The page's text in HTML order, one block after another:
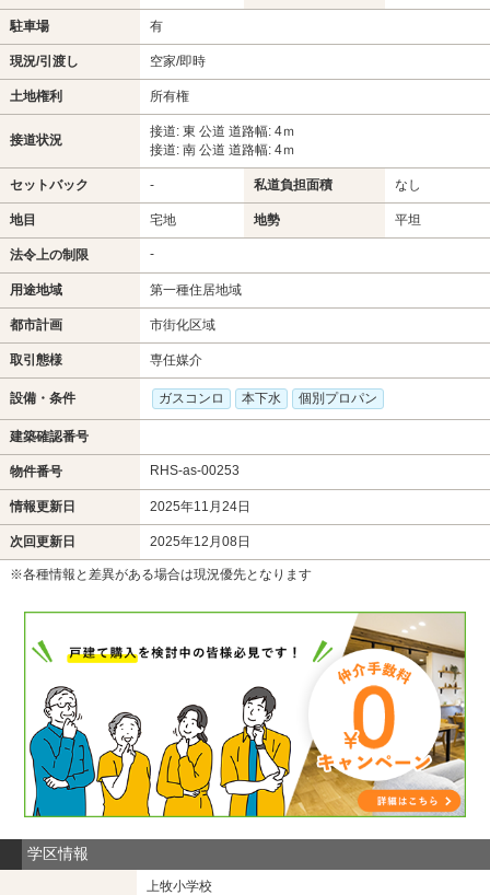
駐車場 有
現況/引渡し 空家/即時
土地権利 所有権
接道状況
接道: 東 公道 道路幅: 4ｍ
接道: 南 公道 道路幅: 4ｍ
セットバック - 私道負担面積 なし
地目 宅地 地勢 平坦
法令上の制限 -
用途地域 第一種住居地域
都市計画 市街化区域
取引態様 専任媒介
設備・条件 ガスコンロ 本下水 個別プロパン
建築確認番号
物件番号 RHS-as-00253
情報更新日 2025年11月24日
次回更新日 2025年12月08日
※各種情報と差異がある場合は現況優先となります
学区情報
上牧小学校